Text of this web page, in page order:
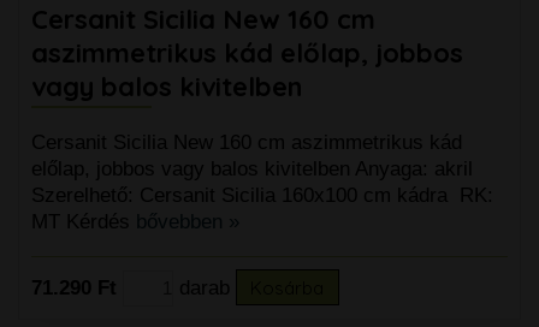
Cersanit Sicilia New 160 cm
aszimmetrikus kád előlap, jobbos
vagy balos kivitelben
Cersanit Sicilia New 160 cm aszimmetrikus kád
előlap, jobbos vagy balos kivitelben Anyaga: akril
Szerelhető: Cersanit Sicilia 160x100 cm kádra RK:
MT Kérdés
bővebben »
71.290 Ft darab